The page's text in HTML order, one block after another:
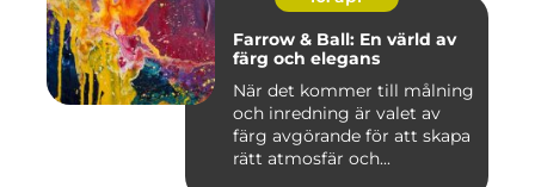
Farrow & Ball: En värld av
färg och elegans
När det kommer till målning
och inredning är valet av
färg avgörande för att skapa
rätt atmosfär och...